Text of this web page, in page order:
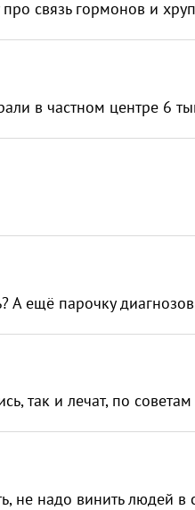
связь гормонов и
в частном центре
А ещё парочку
так и лечат, по
не надо винить людей в